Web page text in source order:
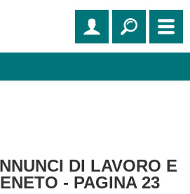
DI LAVORO E
- PAGINA 23